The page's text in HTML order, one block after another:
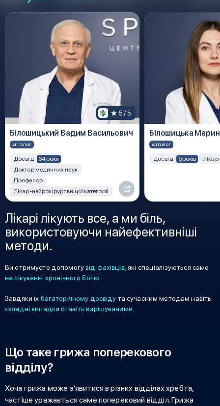
5 / 5
Білошицький Вадим Васильович
АЛГОЛОГ
Досвід
34 роки
Доктор медичних наук
Професор
Лікар-нейрохірург вищої категорії
Білошицька
АЛГОЛОГ
Досвід 6 років
Лікарі лікують все, а ми біль,
використовуючи найефективніші
методи.
Ви отримуєте допомогувід фахівців,які спеціалізуються саме
на лікуванні хронічного болю.
Завдяки їх багаторічному досвіду та сучасним методам навіть
складні випадки стають вирішуваними.
Що таке грижа поперекового
відділу?
Хоча грижа може з’явитися в різних відділах хребта,
частіше уражається саме поперековий відділ. Грижа